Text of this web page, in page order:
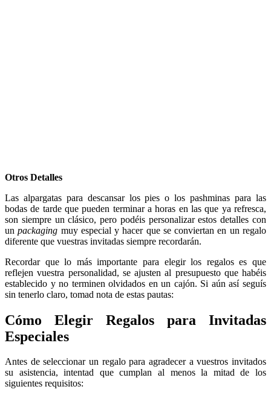
Otros Detalles
Las alpargatas para descansar los pies o los pashminas para las
bodas de tarde que pueden terminar a horas en las que ya refresca,
son siempre un clásico, pero podéis personalizar estos detalles con
un packaging muy especial y hacer que se conviertan en un regalo
diferente que vuestras invitadas siempre recordarán.
Recordar que lo más importante para elegir los regalos es que
reflejen vuestra personalidad, se ajusten al presupuesto que habéis
establecido y no terminen olvidados en un cajón. Si aún así seguís
sin tenerlo claro, tomad nota de estas pautas:
Cómo Elegir Regalos para Invitadas
Especiales
Antes de seleccionar un regalo para agradecer a vuestros invitados
su asistencia, intentad que cumplan al menos la mitad de los
siguientes requisitos: